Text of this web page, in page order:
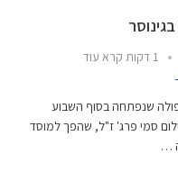
1 דקות קרא עוד
שנפתחה בסוף השבוע
סמי פרג' ז"ל, שהפך למוסד
…